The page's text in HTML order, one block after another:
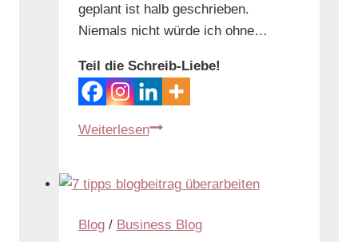
geplant ist halb geschrieben.
Niemals nicht würde ich ohne…
Teil die Schreib-Liebe!
Weiterlesen
Blog/ Business Blog